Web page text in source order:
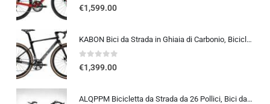
0out of 5
€1,599.00
KABON Bici da Strada in Ghiaia di Carbonio, Bicicletta con Telaio in Fibra di Carbonio T800 con Bicicletta da Corsa con Fr…
0out of 5
€1,399.00
ALQPPM Bicicletta da Strada da 26 Pollici, Bici da 24 Velocità, Freno a Doppio Disco, Telaio in Acciaio ad Alto Tenore Di …